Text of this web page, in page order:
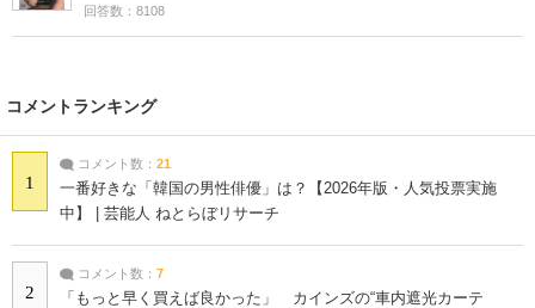
回答数：8108
コメントランキング
1
コメント数： 21
一番好きな「韓国の男性俳優」は？【2026年版・人気投票実施
中】 | 芸能人 ねとらぼリサーチ
2
コメント数： 7
「もっと早く買えば良かった」 カインズの“車内遮光カーテ